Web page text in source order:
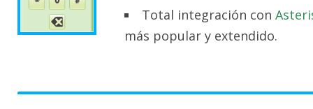
Total integración con
más popular y extendido.